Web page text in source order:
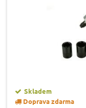
Skladem
Doprava zdarma